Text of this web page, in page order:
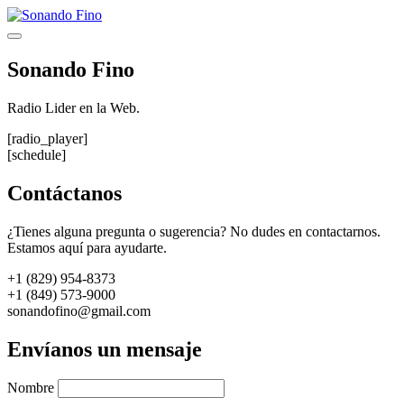
Saltar
al
Menú
Sonando Fino
Radio Lider en la Web.
[radio_player]
[schedule]
Contáctanos
¿Tienes alguna pregunta o sugerencia? No dudes en contactarnos.
Estamos aquí para ayudarte.
+1 (829) 954-8373
+1 (849) 573-9000
sonandofino@gmail.com
Envíanos un mensaje
Nombre